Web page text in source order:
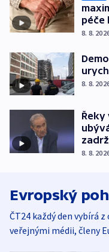
péče
8. 8.
8. 8.
Řeky
8. 8.
Evropský
ČT24 každý den vybírá
veřejnými médii, členy